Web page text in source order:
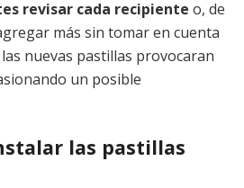
revisar cada recipiente o, de
más sin tomar en cuenta
nuevas pastillas provocaran
un posible
las pastillas